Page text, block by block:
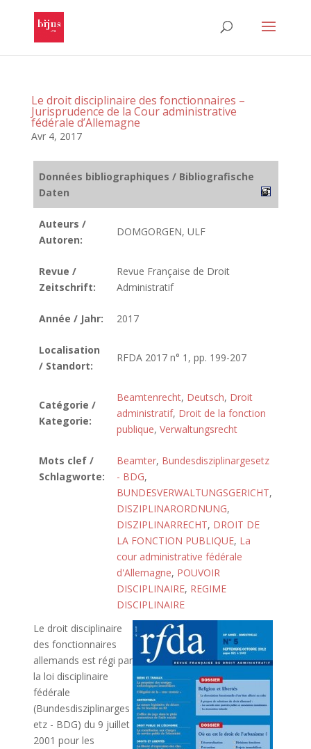
Le droit disciplinaire des fonctionnaires –
Jurisprudence de la Cour administrative
fédérale d’Allemagne
Avr 4, 2017
Données bibliographiques / Bibliografische
Daten
Auteurs /
Autoren:
DOMGORGEN, ULF
Revue /
Zeitschrift:
Revue Française de Droit
Administratif
Année / Jahr: 2017
Localisation
/ Standort:
RFDA 2017 n° 1, pp. 199-207
Catégorie /
Kategorie:
Beamtenrecht, Deutsch, Droit
administratif, Droit de la fonction
publique, Verwaltungsrecht
Mots clef /
Schlagworte:
Beamter, Bundesdisziplinargesetz
- BDG,
BUNDESVERWALTUNGSGERICHT,
DISZIPLINARORDNUNG,
DISZIPLINARRECHT, DROIT DE
LA FONCTION PUBLIQUE, La
cour administrative fédérale
d'Allemagne, POUVOIR
DISCIPLINAIRE, REGIME
DISCIPLINAIRE
Le droit disciplinaire
des fonctionnaires
allemands est régi par
la loi disciplinaire
fédérale
(Bundesdisziplinarges
etz - BDG) du 9 juillet
2001 pour les